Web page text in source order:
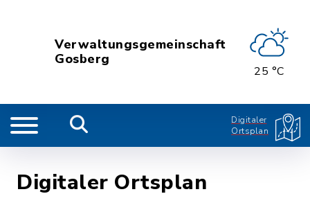
Verwaltungsgemeinschaft
Gosberg
25 °C
Digitaler
Ortsplan
Digitaler Ortsplan